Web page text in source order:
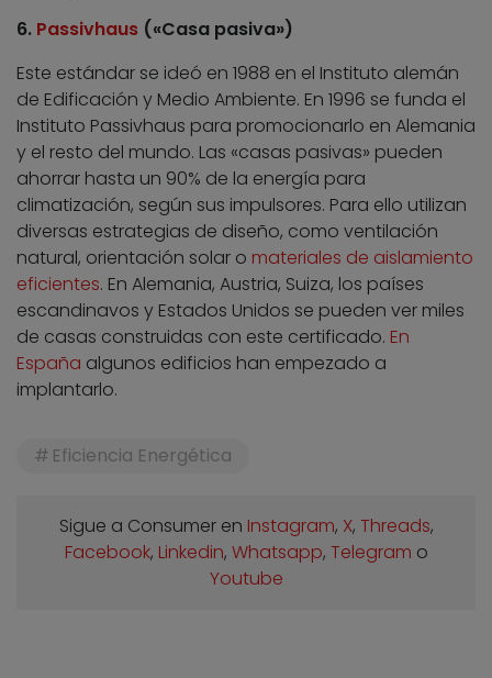
6. Passivhaus («Casa pasiva»)
Este estándar se ideó en 1988 en el Instituto alemán
de Edificación y Medio Ambiente. En 1996 se funda el
Instituto Passivhaus para promocionarlo en Alemania
y el resto del mundo. Las «casas pasivas» pueden
ahorrar hasta un 90% de la energía para
climatización, según sus impulsores. Para ello utilizan
diversas estrategias de diseño, como ventilación
natural, orientación solar o materiales de aislamiento
eficientes. En Alemania, Austria, Suiza, los países
escandinavos y Estados Unidos se pueden ver miles
de casas construidas con este certificado. En
España algunos edificios han empezado a
implantarlo.
Eficiencia Energética
Sigue a Consumer en Instagram, X, Threads,
Facebook, Linkedin, Whatsapp, Telegram o
Youtube